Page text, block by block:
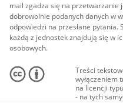
mail zgadza się na przetwarzanie
dobrowolnie podanych danych w
odpowiedzi na przesłane pytania.
każdą z jednostek znajdują się w
osobowych.
Treści
wyłączeniem
na licencji
- na tych